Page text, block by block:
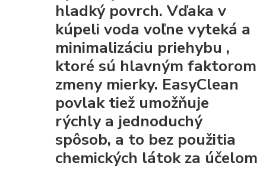
hladký povrch. Vďakav
kúpeli voda voľne vyteká a
minimalizáciu priehybu ,
ktoré sú hlavným faktorom
zmeny mierky. EasyClean
povlak tiež umožňuje
rýchly a jednoduchý
spôsob, a to bez použitia
chemických látok za účelom